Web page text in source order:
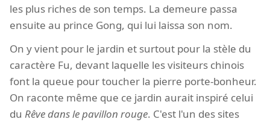
les plus riches de son temps. La demeure passa
ensuite au prince Gong, qui lui laissa son nom.
On y vient pour le jardin et surtout pour la stèle du
caractère Fu, devant laquelle les visiteurs chinois
font la queue pour toucher la pierre porte-bonheur.
On raconte même que ce jardin aurait inspiré celui
du Rêve dans le pavillon rouge. C'est l'un des sites